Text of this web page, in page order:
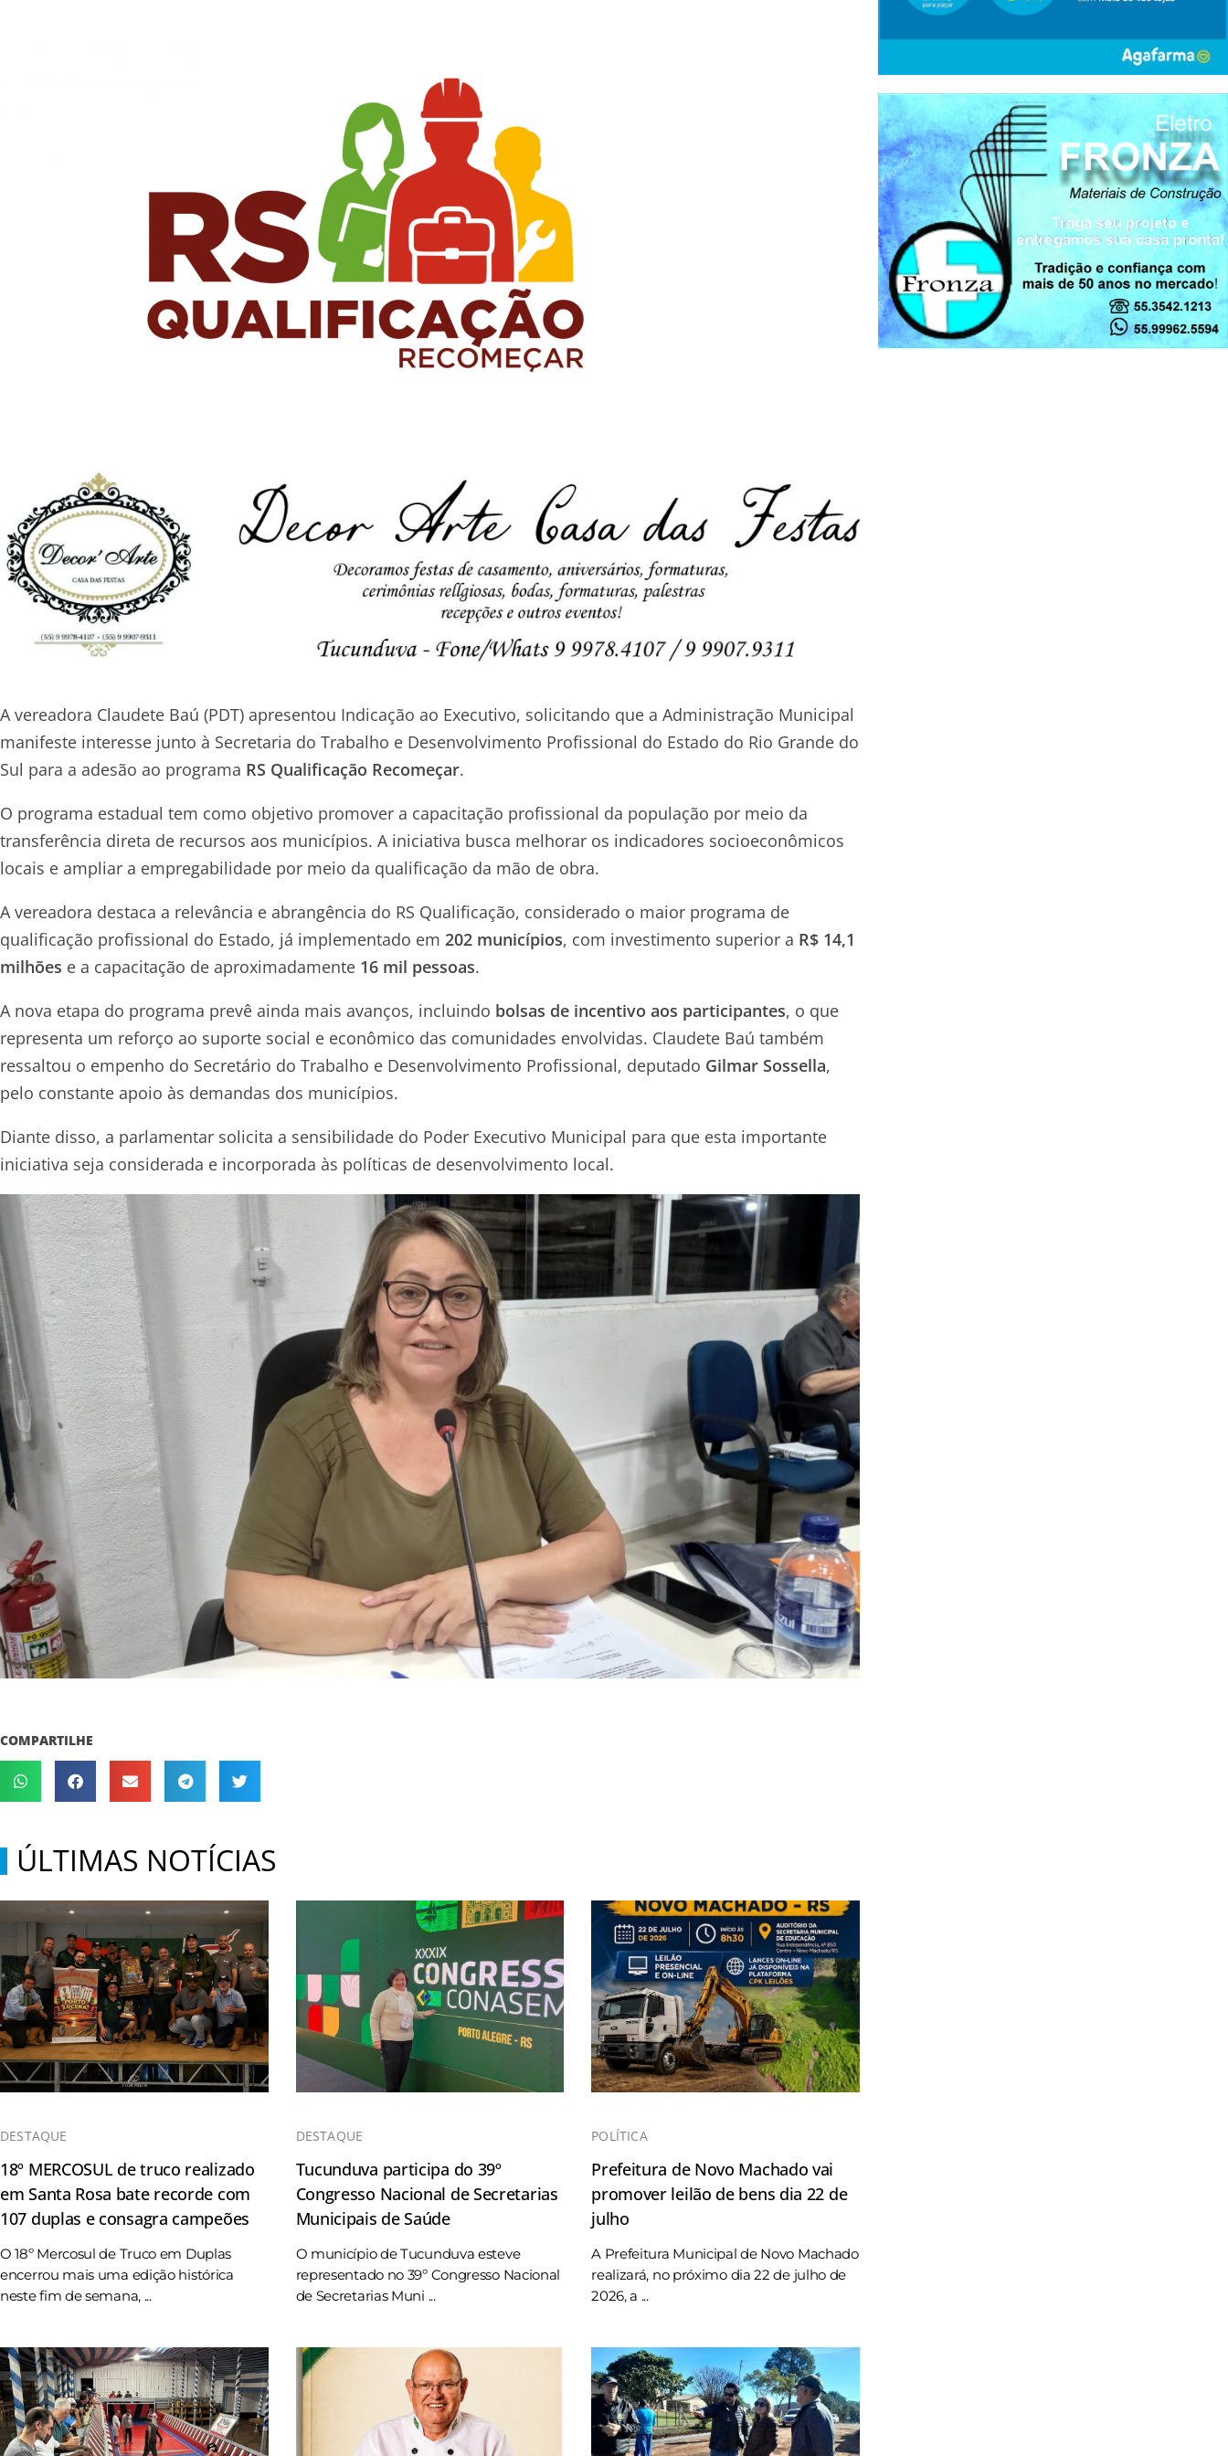
A vereadora Claudete Baú (PDT) apresentou Indicação ao Executivo, solicitando que a Administração Municipal
manifeste interesse junto à Secretaria do Trabalho e Desenvolvimento Profissional do Estado do Rio Grande do
Sul para a adesão ao programa RS Qualificação Recomeçar.
O programa estadual tem como objetivo promover a capacitação profissional da população por meio da
transferência direta de recursos aos municípios. A iniciativa busca melhorar os indicadores socioeconômicos
locais e ampliar a empregabilidade por meio da qualificação da mão de obra.
A vereadora destaca a relevância e abrangência do RS Qualificação, considerado o maior programa de
qualificação profissional do Estado, já implementado em 202 municípios, com investimento superior a R$ 14,1
milhões e a capacitação de aproximadamente 16 mil pessoas.
A nova etapa do programa prevê ainda mais avanços, incluindo bolsas de incentivo aos participantes, o que
representa um reforço ao suporte social e econômico das comunidades envolvidas. Claudete Baú também
ressaltou o empenho do Secretário do Trabalho e Desenvolvimento Profissional, deputado Gilmar Sossella,
pelo constante apoio às demandas dos municípios.
Diante disso, a parlamentar solicita a sensibilidade do Poder Executivo Municipal para que esta importante
iniciativa seja considerada e incorporada às políticas de desenvolvimento local.
COMPARTILHE
ÚLTIMAS NOTÍCIAS
DESTAQUE
18º MERCOSUL de truco realizado
em Santa Rosa bate recorde com
107 duplas e consagra campeões
O 18º Mercosul de Truco em Duplas
encerrou mais uma edição histórica
neste fim de semana, ...
DESTAQUE
Tucunduva participa do 39º
Congresso Nacional de Secretarias
Municipais de Saúde
O município de Tucunduva esteve
representado no 39º Congresso Nacional
de Secretarias Muni ...
POLÍTICA
Prefeitura de Novo Machado vai
promover leilão de bens dia 22 de
julho
A Prefeitura Municipal de Novo Machado
realizará, no próximo dia 22 de julho de
2026, a ...